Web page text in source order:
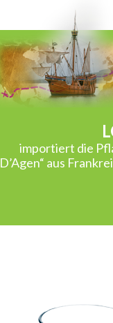
importiert die
D’Agen“ aus